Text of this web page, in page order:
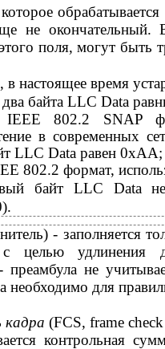
не окончательный.
поля, могут быть
в настоящее время
байта LLC Data
IEEE 802.2 SNAP
в современных
LLC Data равен 0хАА;
802.2 формат,
байт LLC Data
- заполняется
с целью удлинения
не
для
кадра (FCS, frame
контрольная